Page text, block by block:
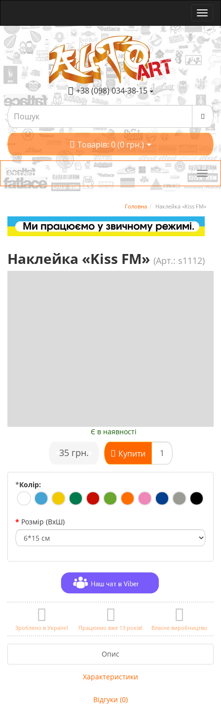
+38 (098) 034-38-15
Товарів: 0 (0 грн.)
Категорії
Головна Наклейка «Kiss FM»
Наклейка «Kiss FM» (Арт.: s1112)
Є в наявності
35 грн. Купити
*Колір:
Розмір (ВхШ)
Зроблено в Україні! Працюємо вже 13 років! Власне виробництво
Опис
Характеристики
Відгуки (0)